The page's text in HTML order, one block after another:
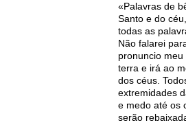
«Palavras de
Santo e do
todas as
Não falarei
pronuncio
terra e irá ao
dos céus.
extremidades
e medo até os
serão